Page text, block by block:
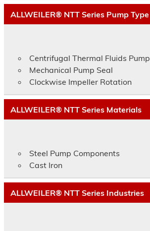
ALLWEILER® NTT Series Pump Type
Centrifugal Thermal Fluids Pump
Mechanical Pump Seal
Clockwise Impeller Rotation
ALLWEILER® NTT Series Materials
Steel Pump Components
Cast Iron
ALLWEILER® NTT Series Industries